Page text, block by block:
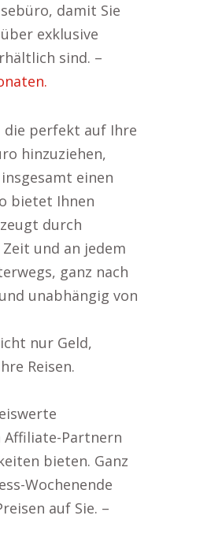
damit Sie
exklusive
sind. –
die perfekt auf Ihre
hinzuziehen,
einen
bietet Ihnen
durch
und an jedem
ganz nach
unabhängig von
nur Geld,
Reisen.
Affiliate-Partnern
bieten. Ganz
Wochenende
auf Sie. –